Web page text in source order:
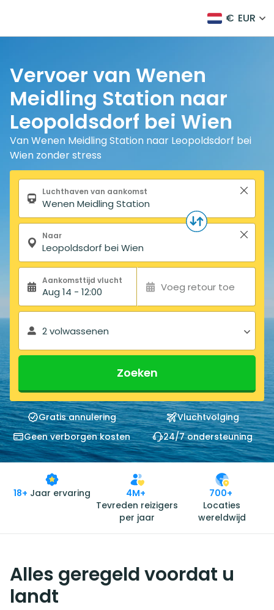
€ EUR
Vervoer van Wenen
Meidling Station naar
Leopoldsdorf bei Wien
Van Wenen Meidling Station naar Leopoldsdorf bei
Wien zonder stress
Zoekformulier
Luchthaven van aankomst
Naar
Aankomsttijd vlucht
Aug 14 - 12:00 Voeg retour toe
2 volwassenen
Zoeken
Gratis annulering
Vluchtvolging
Geen verborgen kosten
24/7 ondersteuning
18+ Jaar ervaring
4M+
Tevreden reizigers
per jaar
700+
Locaties
wereldwijd
Alles geregeld voordat u
landt